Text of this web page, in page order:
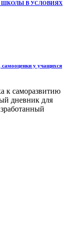
ШКОЛЫ В УСЛОВИЯХ
самооценки у учащихся
к саморазвитию
дневник для